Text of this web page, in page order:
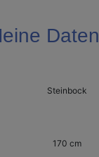
Daten
Steinbock
170 cm